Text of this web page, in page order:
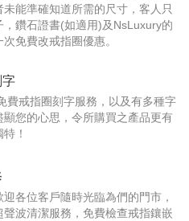
能準確知道所需的尺寸，客人只
，鑽石證書(如適用)及NsLuxury的
免費改戒指圈優惠。
費戒指圈刻字服務，以及有多種字
顯您的心思，令所購買之產品更有
！
各位客戶隨時光臨為們的門市，
聲波清潔服務，免費檢查戒指鑲嵌